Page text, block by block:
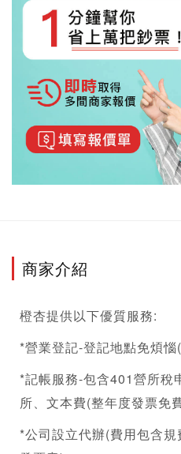
商家介紹
橙杏提供以下優質服務:
*營業登記-登記地點免煩
*記帳服務-包含401營所稅
所、文本費(整年度發票免
*公司設立代辦(費用包含規